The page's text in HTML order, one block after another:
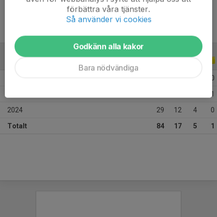
0
1
2024 29 12 4 0
Totalt 84 17 5 1
förbättra våra tjänster.
Så använder vi cookies
Godkänn alla kakor
Bara nödvändiga